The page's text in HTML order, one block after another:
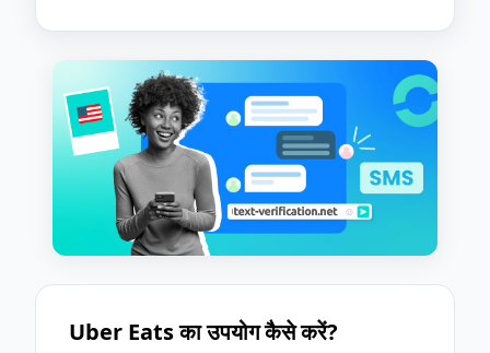
Uber Eats का उपयोग कैसे करें?